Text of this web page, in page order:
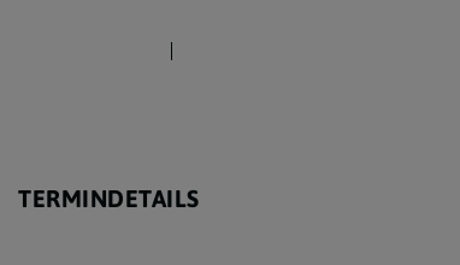
TERMINDETAILS